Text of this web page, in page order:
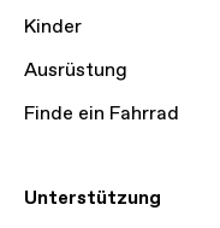
Kinder
Ausrüstung
Finde ein Fahrrad
Unterstützung